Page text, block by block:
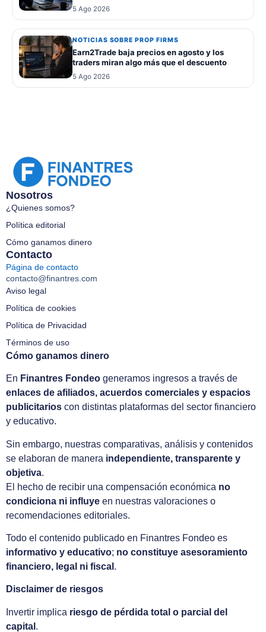
5 Ago 2026
NOTICIAS SOBRE PROP FIRMS
Earn2Trade baja precios en agosto y los
traders miran algo más que el descuento
5 Ago 2026
Nosotros
¿Quienes somos?
Política editorial
Cómo ganamos dinero
Contacto
Página de contacto
contacto@finantres.com
Aviso legal
Política de cookies
Política de Privacidad
Términos de uso
Cómo ganamos dinero
En Finantres Fondeo generamos ingresos a través de
enlaces de afiliados, acuerdos comerciales y espacios
publicitarios con distintas plataformas del sector financiero
y educativo.
Sin embargo, nuestras comparativas, análisis y contenidos
se elaboran de manera independiente, transparente y
objetiva.
El hecho de recibir una compensación económica no
condiciona ni influye en nuestras valoraciones o
recomendaciones editoriales.
Todo el contenido publicado en Finantres Fondeo es
informativo y educativo; no constituye asesoramiento
financiero, legal ni fiscal .
Disclaimer de riesgos
Invertir implica riesgo de pérdida total o parcial del
capital .